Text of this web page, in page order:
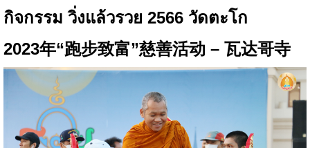
กิจกรรม วิ่งแล้วรวย 2566 วัดตะโก
2023年“跑步致富”慈善活动 – 瓦达哥寺